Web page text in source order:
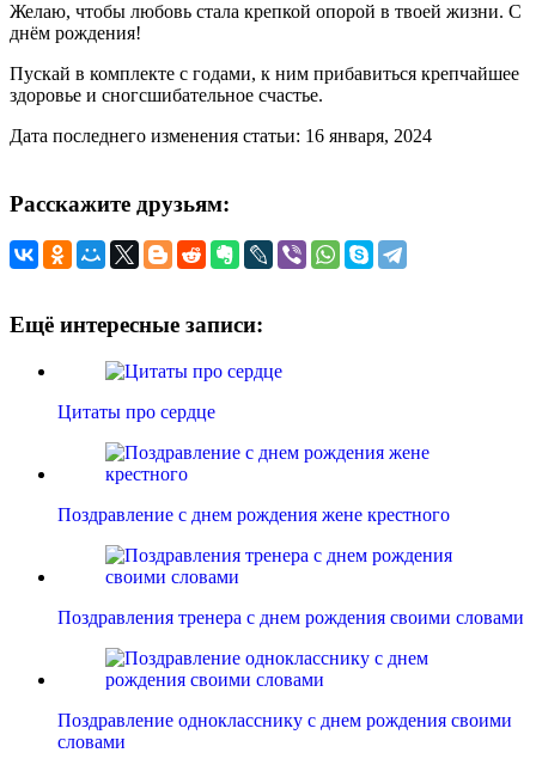
Желаю, чтобы любовь стала крепкой опорой в твоей жизни. С
днём рождения!
Пускай в комплекте с годами, к ним прибавиться крепчайшее
здоровье и сногсшибательное счастье.
Дата последнего изменения статьи: 16 января, 2024
Расскажите друзьям:
Ещё интересные записи:
Цитаты про сердце
Поздравление с днем рождения жене крестного
Поздравления тренера с днем рождения своими словами
Поздравление однокласснику с днем рождения своими
словами